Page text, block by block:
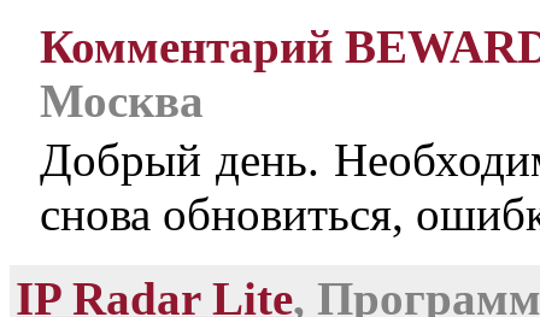
Комментарий
Москва
Добрый день.
снова обновиться,
IP Radar Lite,